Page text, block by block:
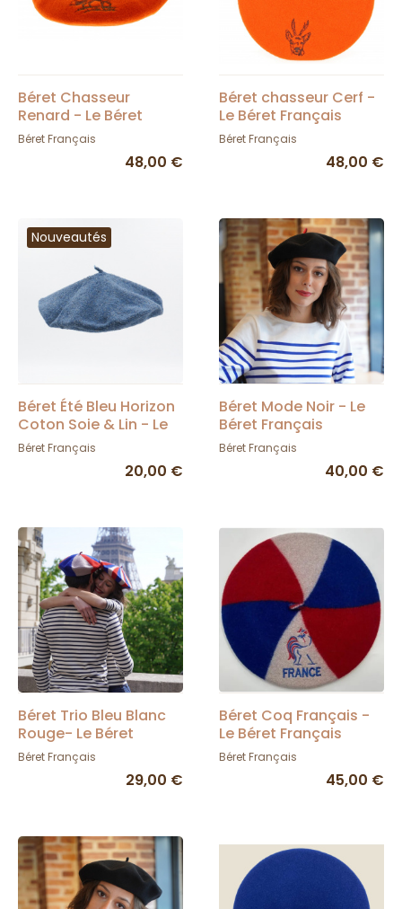
Béret Chasseur
Renard - Le Béret
Français
Béret Français
48,00 €
Béret chasseur Cerf -
Le Béret Français
Béret Français
48,00 €
Nouveautés
Béret Été Bleu Horizon
Coton Soie & Lin - Le
Béret Français
Béret Français
20,00 €
Béret Mode Noir - Le
Béret Français
Béret Français
40,00 €
Béret Trio Bleu Blanc
Rouge- Le Béret
Français
Béret Français
29,00 €
Béret Coq Français -
Le Béret Français
Béret Français
45,00 €